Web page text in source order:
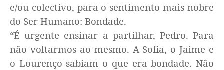
e/ou colectivo, para o sentimento mais nobre
do Ser Humano: Bondade.
“É urgente ensinar a partilhar, Pedro. Para
não voltarmos ao mesmo. A Sofia, o Jaime e
o Lourenço sabiam o que era bondade. Não